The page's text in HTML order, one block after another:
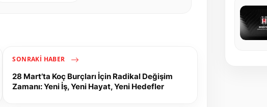
SONRAKI HABER
28 Mart’ta Koç Burçları İçin Radikal Değişim
Zamanı: Yeni İş, Yeni Hayat, Yeni Hedefler